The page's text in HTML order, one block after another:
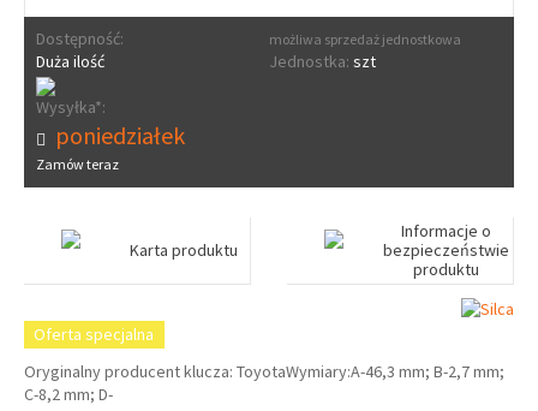
Dostępność:
Duża ilość
możliwa sprzedaż jednostkowa
Jednostka: szt
Wysyłka*:
poniedziałek
Zamów teraz
Karta produktu
Informacje o
bezpieczeństwie
produktu
Oferta specjalna
Oryginalny producent klucza: ToyotaWymiary:A-46,3 mm; B-2,7 mm;
C-8,2 mm; D-